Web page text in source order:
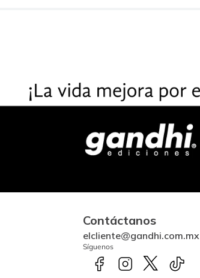
Contáctanos
elcliente@gandhi.com.mx
Síguenos